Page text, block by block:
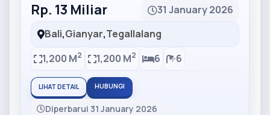
Rp. 13 Miliar
31 January 2026
Bali,Gianyar,Tegallalang
1,200 M2 1,200 M2 6 6
LIHAT DETAIL HUBUNGI
Diperbarui 31 January 2026